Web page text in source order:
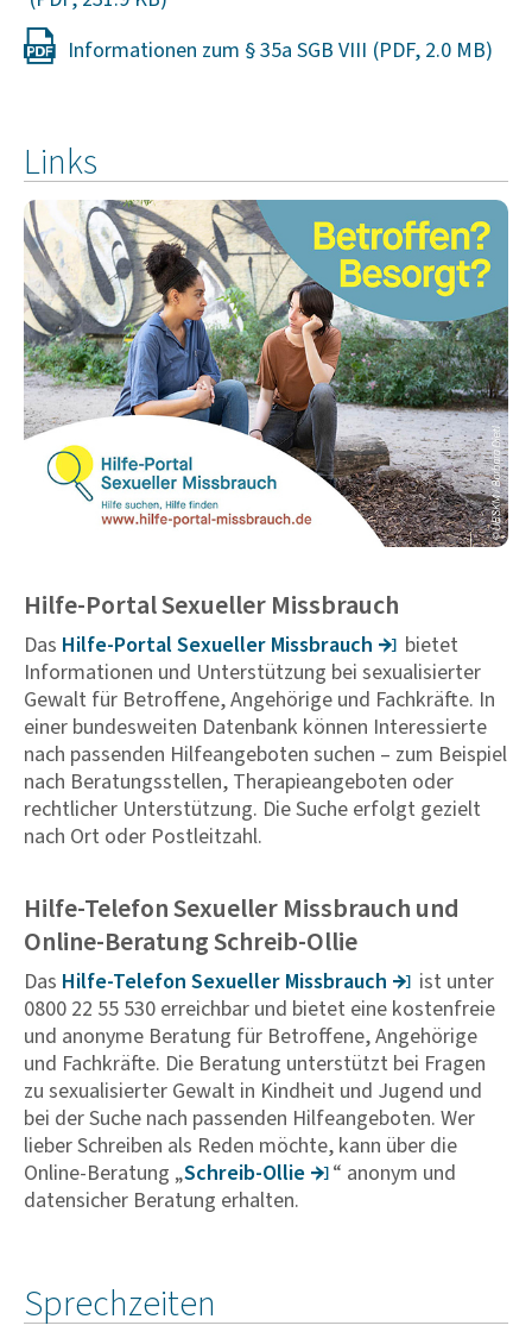
Informationen zum § 35a SGB VIII
Links
Hilfe-Portal Sexueller Missbrauch
Das Hilfe-Portal Sexu­eller Miss­brauch
bietet
Informationen und Unterstützung bei sexualisierter
Gewalt für Betroffene, Angehörige und Fachkräfte. In
einer bundesweiten Datenbank können Interessierte
nach passenden Hilfeangeboten suchen – zum Beispiel
nach Beratungsstellen, Therapieangeboten oder
rechtlicher Unterstützung. Die Suche erfolgt gezielt
nach Ort oder Postleitzahl.
Hilfe-Telefon Sexueller Missbrauch und
Online-Beratung Schreib-Ollie
Das Hilfe-Telefon Sexu­eller Miss­brauch
ist unter
0800 22 55 530 erreichbar und bietet eine kostenfreie
und anonyme Beratung für Betroffene, Angehörige
und Fachkräfte. Die Beratung unterstützt bei Fragen
zu sexualisierter Gewalt in Kindheit und Jugend und
bei der Suche nach passenden Hilfeangeboten. Wer
lieber Schreiben als Reden möchte, kann über die
Online-Beratung „Schreib-Ollie
“ anonym und
datensicher Beratung erhalten.
Sprechzeiten